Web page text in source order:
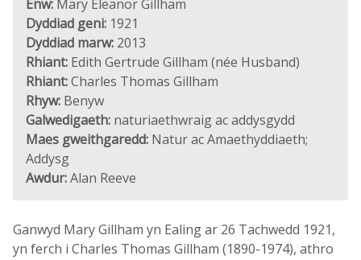
Enw: Mary Eleanor Gillham
Dyddiad geni: 1921
Dyddiad marw: 2013
Rhiant: Edith Gertrude Gillham (née Husband)
Rhiant:Charles Thomas Gillham
Rhyw: Benyw
Galwedigaeth: naturiaethwraig ac addysgydd
Maes gweithgaredd: Natur ac Amaethyddiaeth;
Addysg
Awdur:Alan Reeve
Ganwyd Mary Gillham yn Ealing ar 26 Tachwedd 1921,
yn ferch i Charles Thomas Gillham (1890-1974), athro